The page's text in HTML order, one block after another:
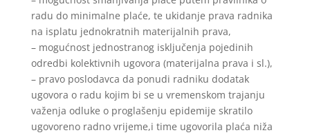
radu do minimalne plaće, te ukidanje prava radnika
na isplatu jednokratnih materijalnih prava,
– mogućnost jednostranog isključenja pojedinih
odredbi kolektivnih ugovora (materijalna prava i sl.),
– pravo poslodavca da ponudi radniku dodatak
ugovora o radu kojim bi se u vremenskom trajanju
važenja odluke o proglašenju epidemije skratilo
ugovoreno radno vrijeme,i time ugovorila plaća niža